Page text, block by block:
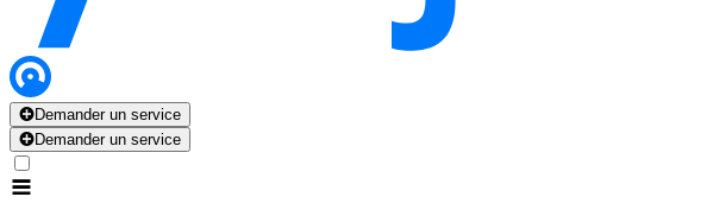
Demander un service
Demander un service